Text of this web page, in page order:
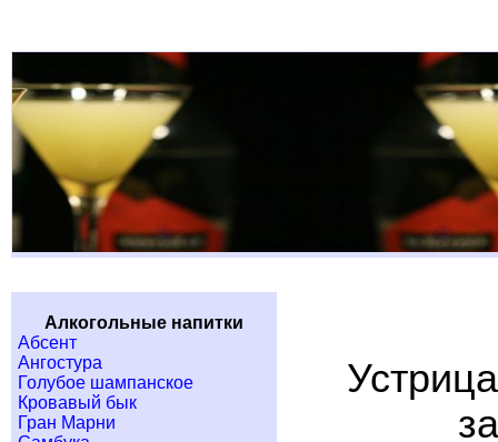
Алкогольные напитки
Абсент
Ангостура
Голубое шампанское
Кровавый бык
Гран Марни